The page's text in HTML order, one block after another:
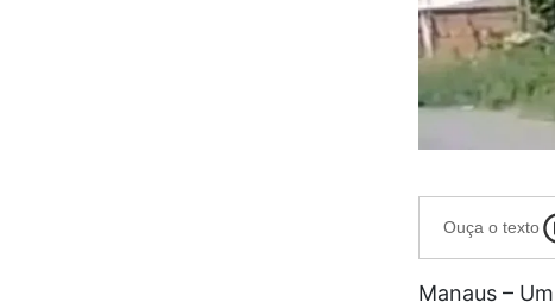
Ouça o texto
Manaus –